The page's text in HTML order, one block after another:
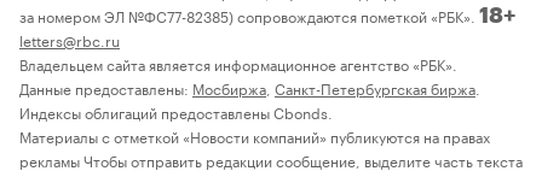
за номером ЭЛ №ФС77-82385) сопровождаются пометкой «РБК». 18+
letters@rbc.ru
Владельцем сайта является информационное агентство «РБК».
Данные предоставлены: Мосбиржа Санкт-Петербургская биржа
Индексы облигаций предоставлены Cbonds.
Материалы с отметкой «Новости компаний» публикуются на правах
рекламы Чтобы отправить редакции сообщение, выделите часть текста